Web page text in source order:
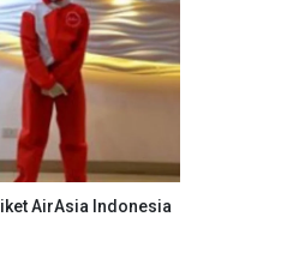
AirAsia Indonesia